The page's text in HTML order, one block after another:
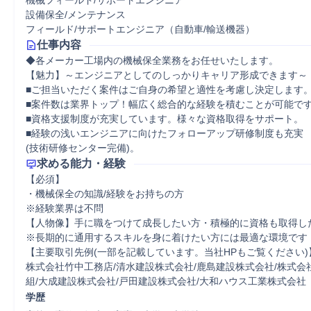
設備保全/メンテナンス
フィールド/サポートエンジニア（自動車/輸送機器）
仕事内容
◆各メーカー工場内の機械保全業務をお任せいたします。
【魅力】～エンジニアとしてのしっかりキャリア形成できます～
■ご担当いただく案件はご自身の希望と適性を考慮し決定します。
■案件数は業界トップ！幅広く総合的な経験を積むことが可能で
■資格支援制度が充実しています。様々な資格取得をサポート。
■経験の浅いエンジニアに向けたフォローアップ研修制度も充実
(技術研修センター完備)。
求める能力・経験
【必須】
・機械保全の知識/経験をお持ちの方
※経験業界は不問
【人物像】手に職をつけて成長したい方・積極的に資格も取得し
※長期的に通用するスキルを身に着けたい方には最適な環境です
【主要取引先例(一部を記載しています。当社HPもご覧ください)
株式会社竹中工務店/清水建設株式会社/鹿島建設株式会社/株式会
組/大成建設株式会社/戸田建設株式会社/大和ハウス工業株式会社
学歴